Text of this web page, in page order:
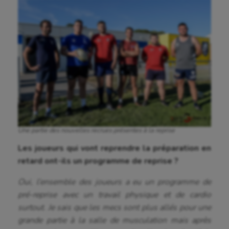
Escrime
Fitness
Flag football
Football américain
Futsal
Golf
Gymnastique
Gymnastique rythmique
Haltérophilie
Handisport
Une partie des nouvelles recrues présentes à la reprise
Les joueurs qui vont reprendre la préparation en
retard ont-ils un programme de reprise ?
Oui, l’ensemble des joueurs a eu un programme de
pré-reprise avec un travail physique et de cardio
surtout. Je sais que les mecs sont plus allés pour une
grande partie à la salle de musculation mais après